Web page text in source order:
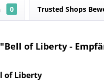
0 Trusted Shops
of Liberty -
of Liberty